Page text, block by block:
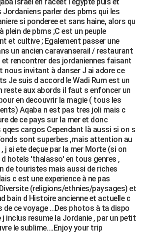
parler des pbms qui les
si ponderee et sans haine, alors qu
de pbms ;C est un peuple
et cultive ; Egalement passer une
un ancien caravanserail / restaurant
et rencontrer des jordaniennes faisant
nous invitant à danser J ai adore ce
Je suis d accord le Wadi Rum est un
reste aux abords il faut s enfoncer un
en decouvrir la magie ( tous les
Aqaba n est pas tres joli mais c
de ce pays sur la mer et donc
qqes cargos Cependant là aussi si on s
sont superbes ,mais attention au
ai ete deçue par la mer Morte (si on
d hotels 'thalasso' en tous genres ,
de touristes mais aussi de riches
c est une experience à ne pas
(religions/ethnies/paysages) et
bain d Histoire ancienne et actuelle c
de ce voyage ...Des photos à ta dispo
j inclus resume la Jordanie , par un petit
le sublime....Enjoy your trip